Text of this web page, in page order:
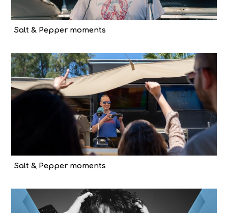
Salt & Pepper moments
Salt & Pepper moments